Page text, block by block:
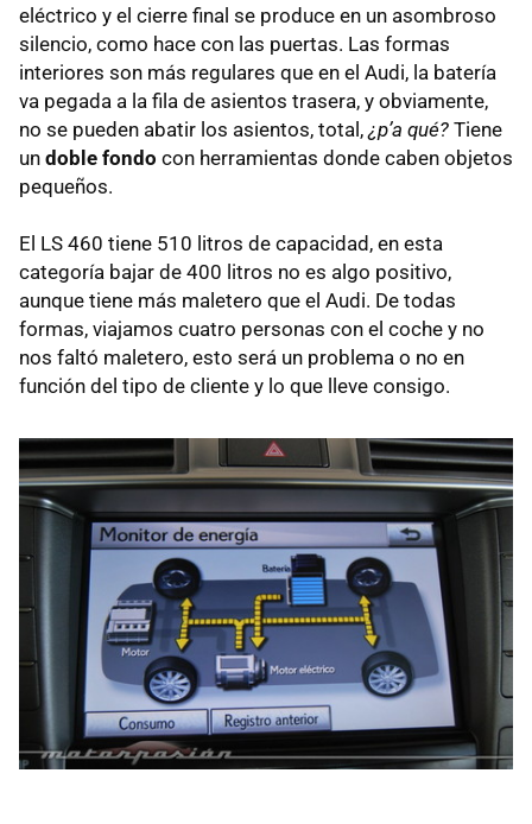
eléctrico y el cierre final se produce en un asombroso
silencio, como hace con las puertas. Las formas
interiores son más regulares que en el Audi, la batería
va pegada a la fila de asientos trasera, y obviamente,
no se pueden abatir los asientos, total, ¿p’a qué? Tiene
un doble fondo con herramientas donde caben objetos
pequeños.
El LS 460 tiene 510 litros de capacidad, en esta
categoría bajar de 400 litros no es algo positivo,
aunque tiene más maletero que el Audi. De todas
formas, viajamos cuatro personas con el coche y no
nos faltó maletero, esto será un problema o no en
función del tipo de cliente y lo que lleve consigo.